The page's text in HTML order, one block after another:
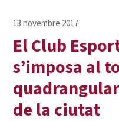
El Club
s’imposa al
de la ciutat